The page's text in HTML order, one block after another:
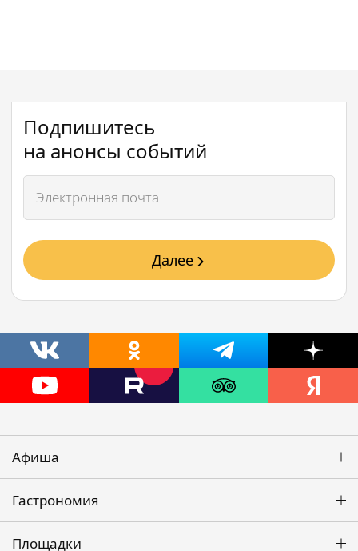
Подпишитесь
на анонсы событий
Далее
Афиша
Гастрономия
Площадки